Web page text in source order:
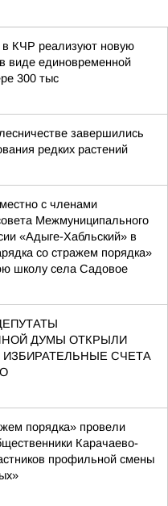
КЧР реализуют новую
виде единовременной
300 тыс
завершились
редких растений
с членами
Межмуниципального
«Адыге-Хабльский» в
со стражем порядка»
школу села Садовое
ДУМЫ ОТКРЫЛИ
СЧЕТА
порядка» провели
Карачаево-
профильной смены